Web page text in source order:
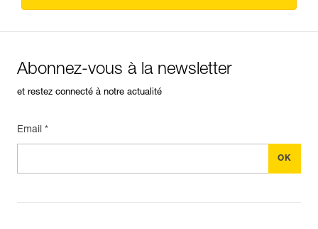
Abonnez-vous à la newsletter
et restez connecté à notre actualité
Email *